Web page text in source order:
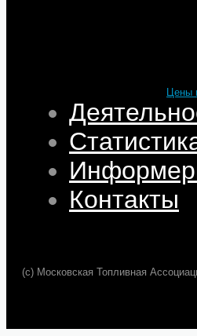
Контакты
(c) Московская Топливная